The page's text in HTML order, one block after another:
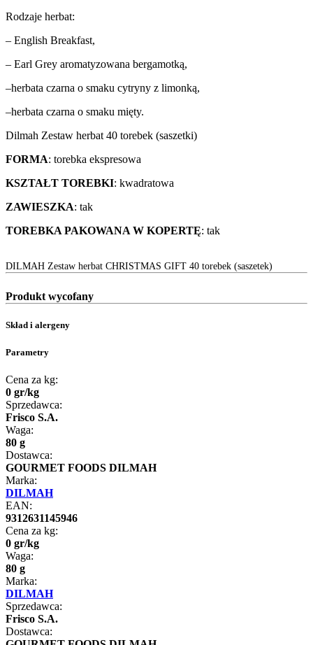
Rodzaje herbat:
– English Breakfast,
– Earl Grey aromatyzowana bergamotką,
–herbata czarna o smaku cytryny z limonką,
–herbata czarna o smaku mięty.
Dilmah Zestaw herbat 40 torebek (saszetki)
FORMA: torebka ekspresowa
KSZTAŁT TOREBKI: kwadratowa
ZAWIESZKA: tak
TOREBKA PAKOWANA W KOPERTĘ: tak
DILMAH Zestaw herbat CHRISTMAS GIFT 40 torebek (saszetek)
Produkt wycofany
Skład i alergeny
Parametry
Cena za kg:
0 gr/kg
Sprzedawca:
Frisco S.A.
Waga:
80 g
Dostawca:
GOURMET FOODS DILMAH
Marka:
DILMAH
EAN:
9312631145946
Cena za kg:
0 gr/kg
Waga:
80 g
Marka:
DILMAH
Sprzedawca:
Frisco S.A.
Dostawca: